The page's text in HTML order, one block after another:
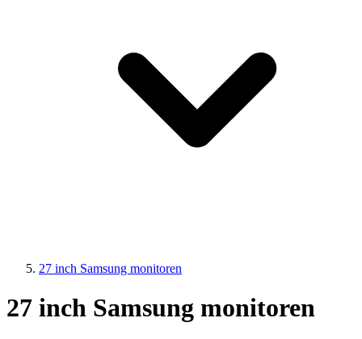
27 inch Samsung monitoren
27 inch Samsung monitoren